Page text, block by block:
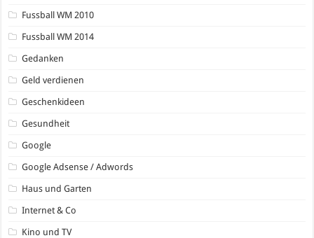
Fussball WM 2010
Fussball WM 2014
Gedanken
Geld verdienen
Geschenkideen
Gesundheit
Google
Google Adsense / Adwords
Haus und Garten
Internet & Co
Kino und TV